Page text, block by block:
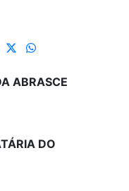
ABRASCE
DO